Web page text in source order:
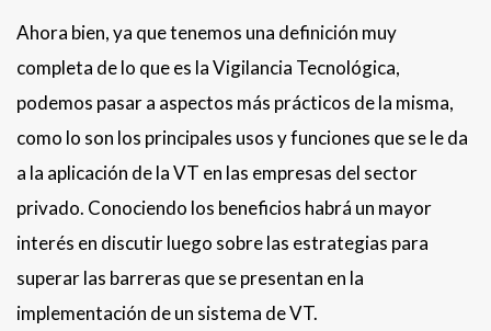
Ahora bien, ya que tenemos una definición muy
completa de lo que es la Vigilancia Tecnológica,
podemos pasar a aspectos más prácticos de la misma,
como lo son los principales usos y funciones que se le da
a la aplicación de la VT en las empresas del sector
privado. Conociendo los beneficios habrá un mayor
interés en discutir luego sobre las estrategias para
superar las barreras que se presentan en la
implementación de un sistema de VT.